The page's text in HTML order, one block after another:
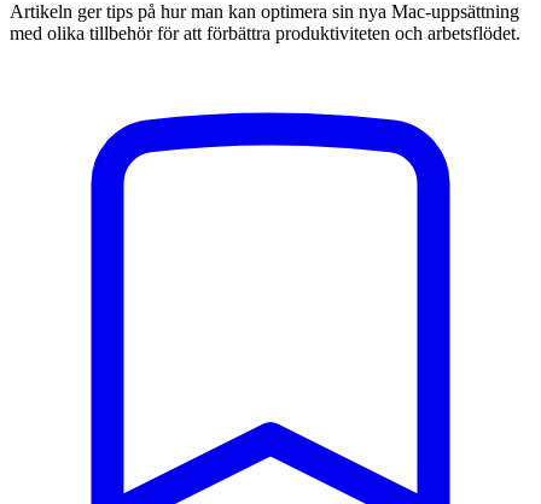
Artikeln ger tips på hur man kan optimera sin nya Mac-uppsättning
med olika tillbehör för att förbättra produktiviteten och arbetsflödet.